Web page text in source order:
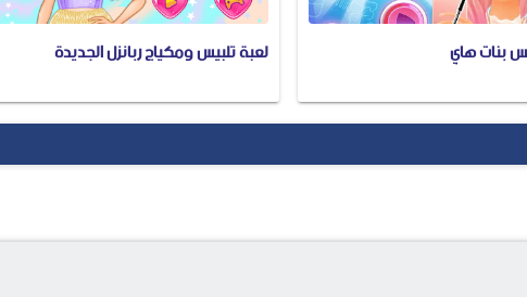
بنات هاي لعبة تلبيس ومكياج ربانزل الجديدة